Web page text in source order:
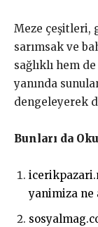
Meze çeşitleri,
sarımsak ve
sağlıklı hem
yanında
dengeleyerek
Bunları da
yanimiza ne